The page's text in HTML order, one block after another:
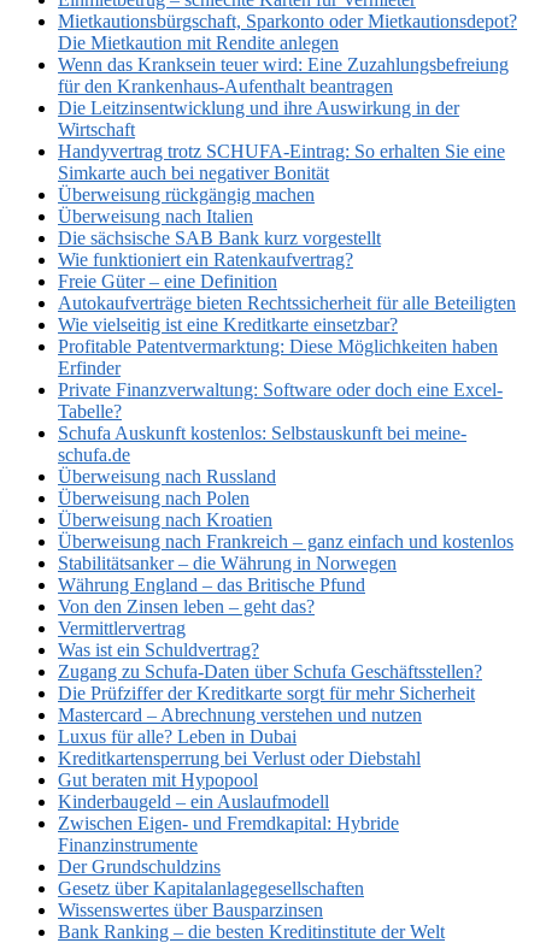
Mietkautionsbürgschaft, Sparkonto oder Mietkautionsdepot?
Die Mietkaution mit Rendite anlegen
Wenn das Kranksein teuer wird: Eine Zuzahlungsbefreiung
für den Krankenhaus-Aufenthalt beantragen
Die Leitzinsentwicklung und ihre Auswirkung in der
Wirtschaft
Handyvertrag trotz SCHUFA-Eintrag: So erhalten Sie eine
Simkarte auch bei negativer Bonität
Überweisung rückgängig machen
Überweisung nach Italien
Die sächsische SAB Bank kurz vorgestellt
Wie funktioniert ein Ratenkaufvertrag?
Freie Güter – eine Definition
Autokaufverträge bieten Rechtssicherheit für alle Beteiligten
Wie vielseitig ist eine Kreditkarte einsetzbar?
Profitable Patentvermarktung: Diese Möglichkeiten haben
Erfinder
Private Finanzverwaltung: Software oder doch eine Excel-
Tabelle?
Schufa Auskunft kostenlos: Selbstauskunft bei meine-
schufa.de
Überweisung nach Russland
Überweisung nach Polen
Überweisung nach Kroatien
Überweisung nach Frankreich – ganz einfach und kostenlos
Stabilitätsanker – die Währung in Norwegen
Währung England – das Britische Pfund
Von den Zinsen leben – geht das?
Vermittlervertrag
Was ist ein Schuldvertrag?
Zugang zu Schufa-Daten über Schufa Geschäftsstellen?
Die Prüfziffer der Kreditkarte sorgt für mehr Sicherheit
Mastercard – Abrechnung verstehen und nutzen
Luxus für alle? Leben in Dubai
Kreditkartensperrung bei Verlust oder Diebstahl
Gut beraten mit Hypopool
Kinderbaugeld – ein Auslaufmodell
Zwischen Eigen- und Fremdkapital: Hybride
Finanzinstrumente
Der Grundschuldzins
Gesetz über Kapitalanlagegesellschaften
Wissenswertes über Bausparzinsen
Bank Ranking – die besten Kreditinstitute der Welt